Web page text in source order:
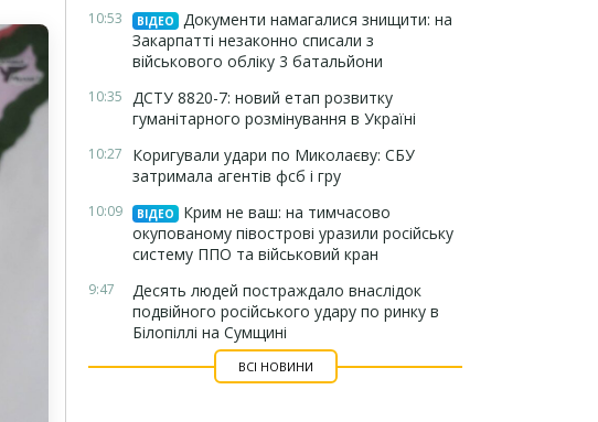
10:53 ВІДЕО
Документи намагалися знищити: на
Закарпатті незаконно списали з
військового обліку 3 батальйони
10:35 ДСТУ 8820-7: новий етап розвитку
гуманітарного розмінування в Україні
10:27
Коригували удари по Миколаєву: СБУ
затримала агентів фсб і гру
10:09 ВІДЕО
Крим не ваш: на тимчасово
окупованому півострові уразили російську
систему ППО та військовий кран
9:47
Десять людей постраждало внаслідок
подвійного російського удару по ринку в
Білопіллі на Сумщині
ВСІ НОВИНИ